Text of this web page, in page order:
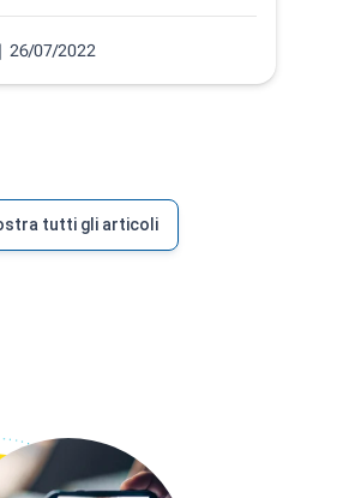
| 26/07/2022
tutti gli articoli